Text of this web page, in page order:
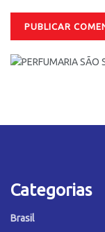
Categorias
Brasil